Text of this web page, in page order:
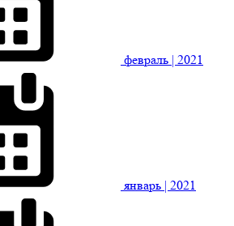
февраль | 2021
январь | 2021